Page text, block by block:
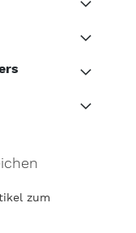
zum